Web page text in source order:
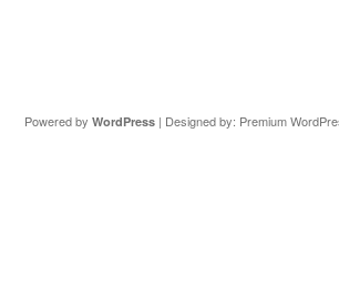
Powered by WordPress| Designed by: Premium